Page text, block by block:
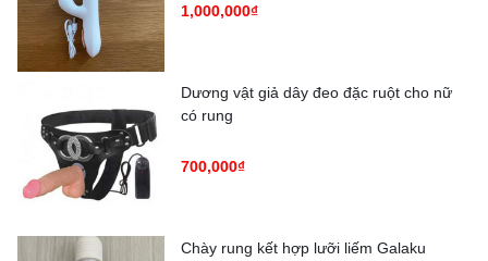
1,000,000₫
Dương vật giả dây đeo đặc ruột cho nữ
có rung
700,000₫
Chày rung kết hợp lưỡi liếm Galaku